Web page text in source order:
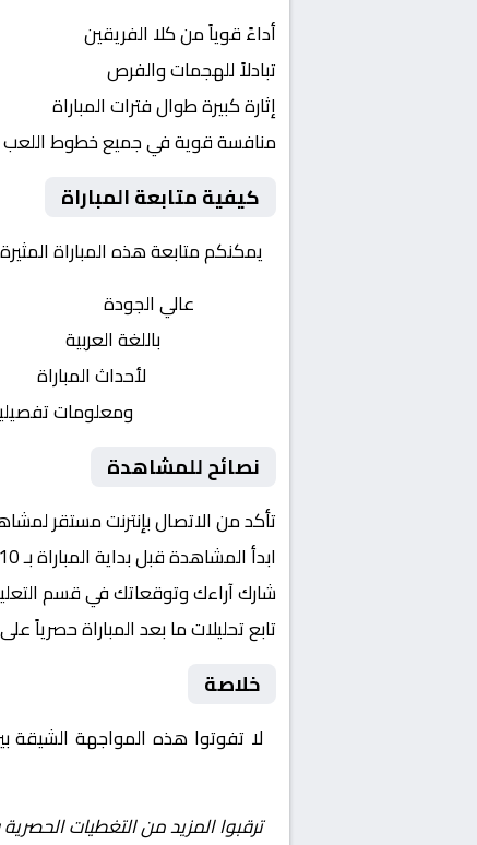
أداءً قوياً من كلا الفريقين
تبادلاً للهجمات والفرص
إثارة كبيرة طوال فترات المباراة
منافسة قوية في جميع خطوط اللعب
كيفية متابعة المباراة
يمكنكم متابعة هذه المباراة
عالي الجودة
باللغة العربية
لأحداث المباراة
ومعلومات
نصائح للمشاهدة
تأكد من الاتصال بإنترنت مستقر
ابدأ المشاهدة قبل بداية المباراة بـ 10 دقائق
شارك آراءك وتوقعاتك في قسم
تابع تحليلات ما بعد المباراة حصرياً
خلاصة
لا تفوتوا هذه المواجهة الشيقة
ترقبوا المزيد من التغطيات